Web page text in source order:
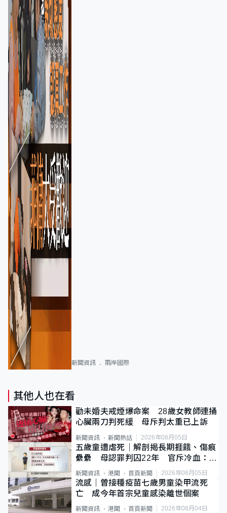
新聞資訊 兩岸國際
其他人也在看
勸未婚夫戒煙爆命案 28歲女教師連捅
心臟兩刀判死緩 母斥判太重已上訴
新聞資訊 新聞熱話 2026年08月05日
五歲童遭虐死｜解剖揭長期捱餓、傷痕
纍纍 母認罪判囚22年 官斥冷血：同
類案最惡劣
新聞資訊 港聞 首頁新聞 2026年08月05日
流感｜曾接種疫苗七歲男童染甲流死
亡 成今年首宗兒童感染離世個案
新聞資訊 港聞 首頁新聞 2026年08月04日